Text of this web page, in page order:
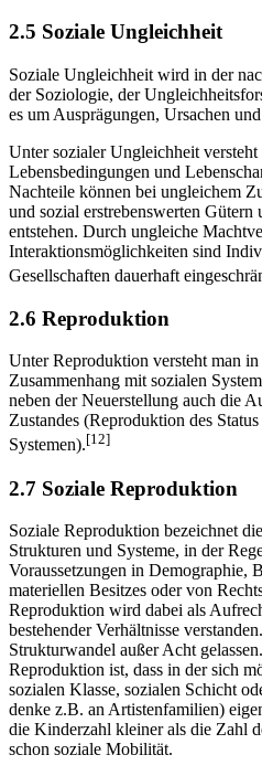
2.5 Soziale Ungleichheit
Soziale Ungleichheit wird in der
der Soziologie, der
es um Ausprägungen, Ursachen
Unter sozialer Ungleichheit
Lebensbedingungen und
Nachteile können bei ungleichem
und sozial erstrebenswerten Gütern
entstehen. Durch ungleiche
Interaktionsmöglichkeiten sind
Gesellschaften dauerhaft
2.6 Reproduktion
Unter Reproduktion versteht man
Zusammenhang mit sozialen
neben der Neuerstellung auch die
Zustandes (Reproduktion des
Systemen).[12]
2.7 Soziale Reproduktion
Soziale Reproduktion bezeichnet
Strukturen und Systeme, in der
Voraussetzungen in Demographie,
materiellen Besitzes oder von
Reproduktion wird dabei als
bestehender Verhältnisse
Strukturwandel außer Acht
Reproduktion ist, dass in der sich
sozialen Klasse, sozialen Schicht
denke z.B. an Artistenfamilien)
die Kinderzahl kleiner als die Zahl
schon soziale Mobilität.